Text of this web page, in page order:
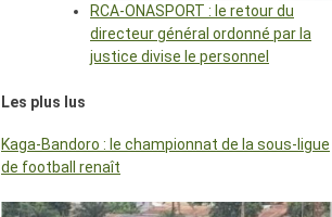
RCA-ONASPORT : le retour du
directeur général ordonné par la
justice divise le personnel
Les plus lus
Kaga-Bandoro : le championnat de la sous-ligue
de football renaît